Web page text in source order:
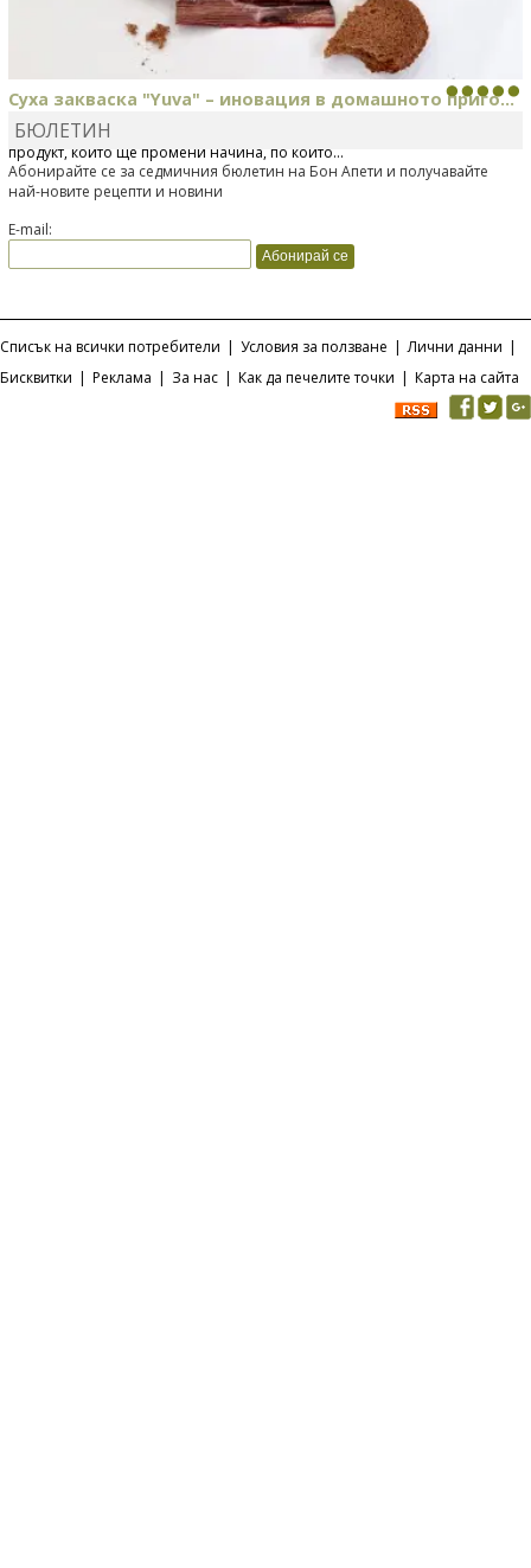
Суха закваска "Yuva" – иновация в домашното приго...
Отскоро Лесафр България стартира предлагането на изцяло нов
продукт, който ще промени начина, по който...
БЮЛЕТИН
Абонирайте се за седмичния бюлетин на Бон Апети и получавайте
най-новите рецепти и новини
E-mail:
Списък на всички потребители | Условия за ползване | Лични данни |
Бисквитки | Реклама | За нас | Как да печелите точки | Карта на сайта